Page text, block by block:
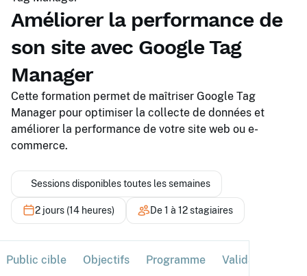
Améliorer la performance de
son site avec Google Tag
Manager
Cette formation permet de maîtriser Google Tag
Manager pour optimiser la collecte de données et
améliorer la performance de votre site web ou e-
commerce.
Sessions disponibles toutes les semaines
2 jours (14 heures) De 1 à 12 stagiaires
Public cible Objectifs Programme Validation